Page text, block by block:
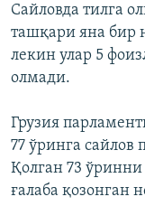
Сайловда тилга
ташқари яна бир
лекин улар 5
олмади.
Грузия
77 ўринга сайлов
Қолган 73 ўринни
ғалаба қозонган